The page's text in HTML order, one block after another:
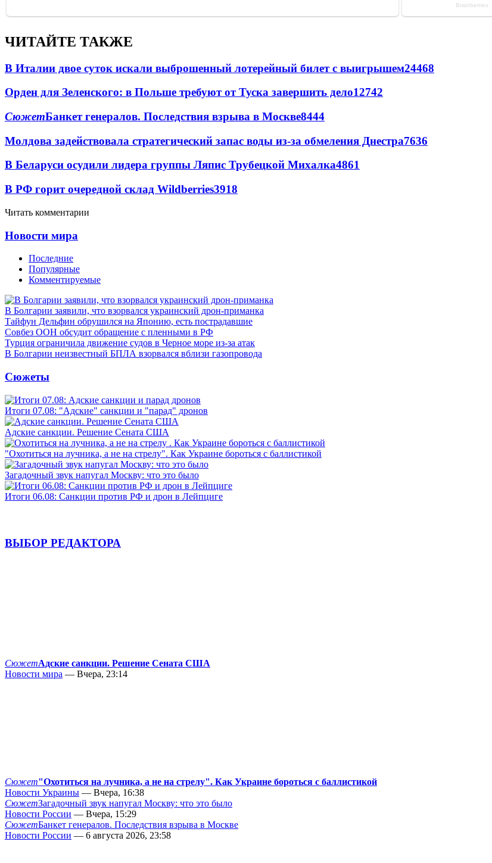
ЧИТАЙТЕ ТАКЖЕ
В Италии двое суток искали выброшенный лотерейный билет с выигрышем24468
Орден для Зеленского: в Польше требуют от Туска завершить дело12742
СюжетБанкет генералов. Последствия взрыва в Москве8444
Молдова задействовала стратегический запас воды из-за обмеления Днестра7636
В Беларуси осудили лидера группы Ляпис Трубецкой Михалка4861
В РФ горит очередной склад Wildberries3918
Читать комментарии
Новости мира
Последние
Популярные
Комментируемые
В Болгарии заявили, что взорвался украинский дрон-приманка
Тайфун Дельфин обрушился на Японию, есть пострадавшие
Совбез ООН обсудит обращение с пленными в РФ
Турция ограничила движение судов в Черное море из-за атак
В Болгарии неизвестный БПЛА взорвался вблизи газопровода
Сюжеты
Итоги 07.08: "Адские" санкции и "парад" дронов
Адские санкции. Решение Сената США
"Охотиться на лучника, а не на стрелу". Как Украине бороться с баллистикой
Загадочный звук напугал Москву: что это было
Итоги 06.08: Санкции против РФ и дрон в Лейпциге
ВЫБОР РЕДАКТОРА
СюжетАдские санкции. Решение Сената США
Новости мира — Вчера, 23:14
Сюжет"Охотиться на лучника, а не на стрелу". Как Украине бороться с баллистикой
Новости Украины — Вчера, 16:38
СюжетЗагадочный звук напугал Москву: что это было
Новости России — Вчера, 15:29
СюжетБанкет генералов. Последствия взрыва в Москве
Новости России — 6 августа 2026, 23:58